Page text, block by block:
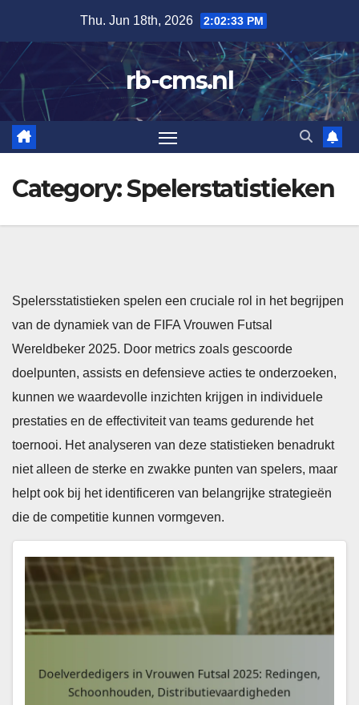
content
Thu. Jun 18th, 2026 2:02:34 PM
rb-cms.nl
Category:Spelerstatistieken
Spelersstatistieken spelen een cruciale rol in het begrijpen
van de dynamiek van de FIFA Vrouwen Futsal
Wereldbeker 2025. Door metrics zoals gescoorde
doelpunten, assists en defensieve acties te onderzoeken,
kunnen we waardevolle inzichten krijgen in individuele
prestaties en de effectiviteit van teams gedurende het
toernooi. Het analyseren van deze statistieken benadrukt
niet alleen de sterke en zwakke punten van spelers, maar
helpt ook bij het identificeren van belangrijke strategieën
die de competitie kunnen vormgeven.